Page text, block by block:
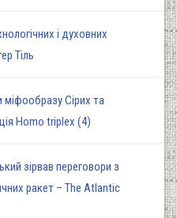
і духовних
Тіль
Сірих та
Homo triplex (4)
зірвав переговори з
ракет – The Atlantic